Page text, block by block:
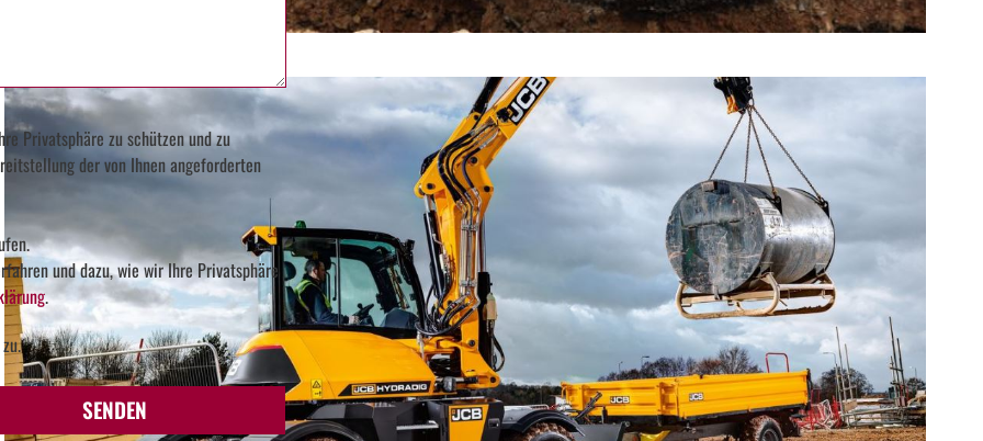
Privatsphäre zu schützen und zu
der von Ihnen angeforderten
und dazu, wie wir Ihre Privatsphäre
.
SENDEN Too